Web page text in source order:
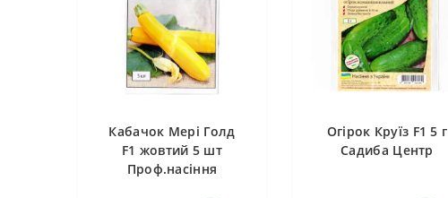
Кабачок Мері Голд
F1 жовтий 5 шт
Проф.насіння
Огірок Круїз F1 5 г
Садиба Центр